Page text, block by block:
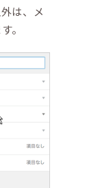
は、メ
。